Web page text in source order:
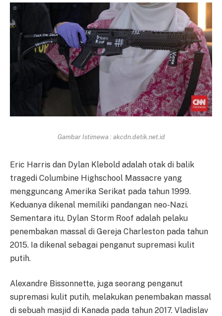
Gambar Istimewa : akcdn.detik.net.id
Eric Harris dan Dylan Klebold adalah otak di balik
tragedi Columbine Highschool Massacre yang
mengguncang Amerika Serikat pada tahun 1999.
Keduanya dikenal memiliki pandangan neo-Nazi.
Sementara itu, Dylan Storm Roof adalah pelaku
penembakan massal di Gereja Charleston pada tahun
2015. Ia dikenal sebagai penganut supremasi kulit
putih.
Alexandre Bissonnette, juga seorang penganut
supremasi kulit putih, melakukan penembakan massal
di sebuah masjid di Kanada pada tahun 2017. Vladislav